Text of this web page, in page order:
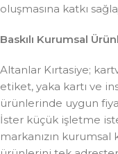
oluşmasına katkı
Baskılı Kurumsal
Altanlar Kırtasiye;
etiket, yaka kartı ve
ürünlerinde uygun
İster küçük işletme
markanızın